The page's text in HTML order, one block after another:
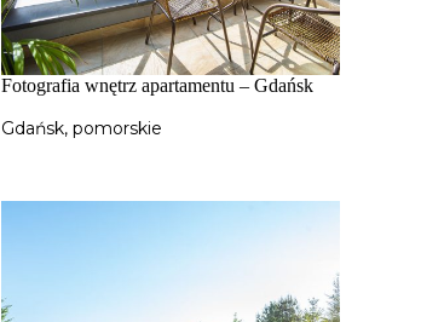
Fotografia wnętrz apartamentu – Gdańsk
Gdańsk, pomorskie